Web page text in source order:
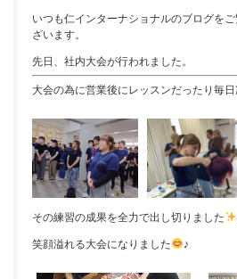
いつも仁インターナショナルのブログを
ざいます。
先日、社内大会が行われました。
大会の為に営業後にレッスンだったり毎
その練習の成果を全力で出し切りました
笑顔溢れる大会になりました ♪